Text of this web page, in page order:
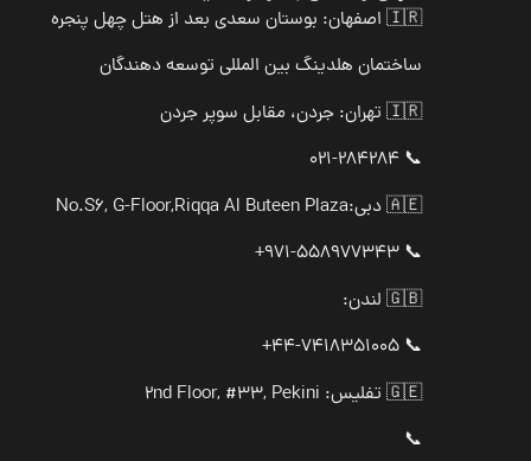
🇮🇷 اصفهان: بوستان سعدی بعد از هتل چهل پنجره
ساختمان هلدینگ بین المللی توسعه دهندگان
🇮🇷 تهران: جردن، مقابل سوپر جردن
📞 021-284284
🇦🇪 دبی:
No.S6, G-Floor,Riqqa Al Buteen Plaza
📞 971-558977343+
🇬🇧 لندن:
📞 44-7418351005+
🇬🇪 تفلیس: 2nd Floor, #33, Pekini
📞